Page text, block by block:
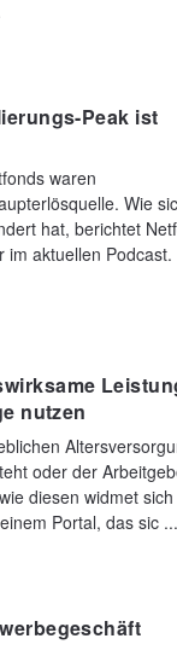
Peak ist
waren
Wie
hat, berichtet
im aktuellen Podcast.
nutzen
oder der
diesen widmet
Portal, das sic ...